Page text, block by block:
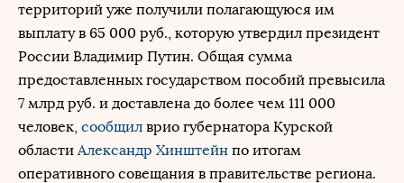
территорий уже получили полагающуюся им
выплату в 65 000 руб., которую утвердил президент
России Владимир Путин. Общая сумма
предоставленных государством пособий превысила
7 млрд руб. и доставлена до более чем 111 000
человек, сообщил врио губернатора Курской
области Александр Хинштейн по итогам
оперативного совещания в правительстве региона.